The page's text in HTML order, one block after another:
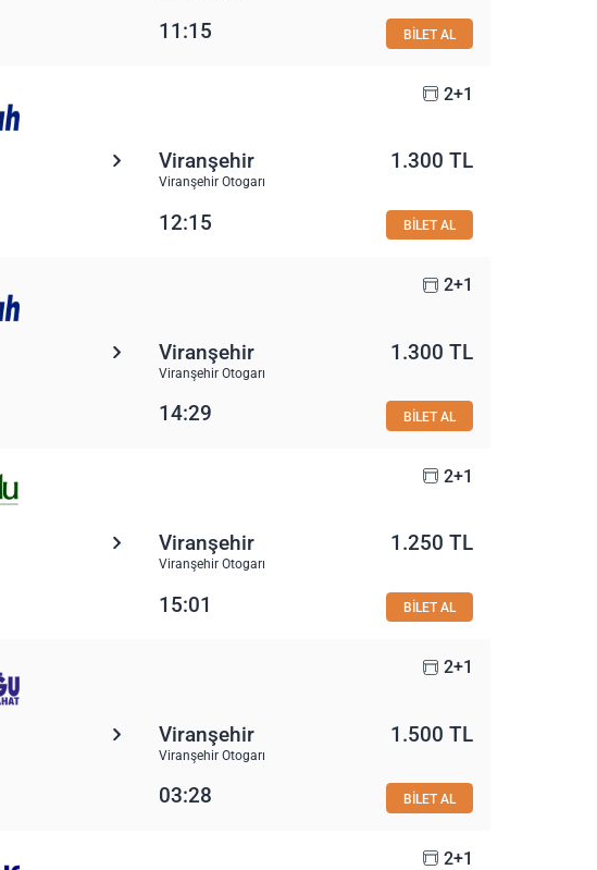
11:15 BİLET AL
2+1
Viranşehir
Viranşehir Otogarı
1.300 TL
12:15 BİLET AL
2+1
Viranşehir
Viranşehir Otogarı
1.300 TL
14:29 BİLET AL
2+1
Viranşehir
Viranşehir Otogarı
1.250 TL
15:01 BİLET AL
2+1
Viranşehir
Viranşehir Otogarı
1.500 TL
03:28 BİLET AL
2+1